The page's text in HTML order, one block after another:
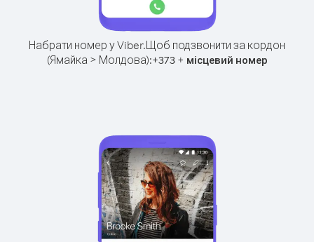
Набрати номер у Viber.Щоб подзвонити за кордон
(Ямайка > Молдова):+373+ місцевий номер